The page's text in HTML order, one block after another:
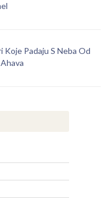
Koje Padaju S Neba Od